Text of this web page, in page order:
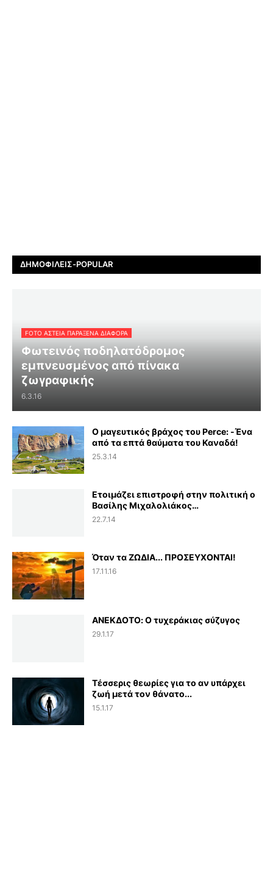
ΔΗΜΟΦΙΛΕΊΣ-POPULAR
FOTO ΑΣΤΕΙΑ ΠΑΡΑΞΕΝΑ ΔΙΑΦΟΡΑ
Φωτεινός ποδηλατόδρομος
εμπνευσμένος από πίνακα
ζωγραφικής
6.3.16
Ο μαγευτικός βράχος του Perce: -Ένα
από τα επτά θαύματα του Καναδά!
25.3.14
Ετοιμάζει επιστροφή στην πολιτική ο
Βασίλης Μιχαλολιάκος…
22.7.14
Όταν τα ΖΩΔΙΑ... ΠΡΟΣΕΥΧΟΝΤΑΙ!
17.11.16
ΑΝΕΚΔΟΤΟ: Ο τυχεράκιας σύζυγος
29.1.17
Τέσσερις θεωρίες για το αν υπάρχει
ζωή μετά τον θάνατο...
15.1.17